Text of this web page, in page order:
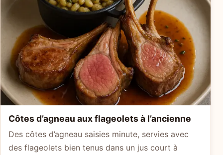
Côtes d’agneau aux flageolets à l’ancienne
Des côtes d’agneau saisies minute, servies avec
des flageolets bien tenus dans un jus court à